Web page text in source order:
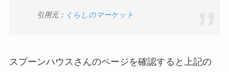
引用元： くらしのマーケット
スプーンハウスさんのページを確認すると上記の